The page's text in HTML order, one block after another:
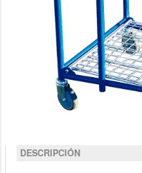
DESCRIPCIÓN